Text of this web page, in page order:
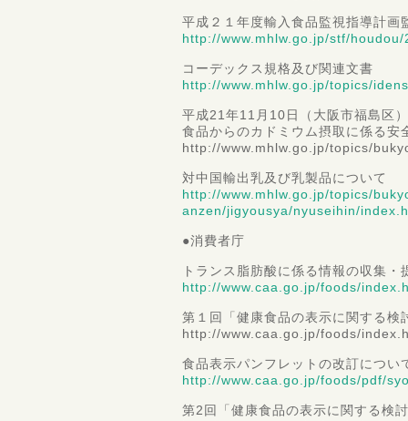
平成２１年度輸入食品監視指導計
http://www.mhlw.go.jp/stf/
コーデックス規格及び関連文書
http://www.mhlw.go.jp/topics/
平成21年11月10日（大阪市福島区
食品からのカドミウム摂取に係る
http://www.mhlw.go.jp/topics/
対中国輸出乳及び乳製品について
http://www.mhlw.go.jp/topics/
anzen/jigyousya/nyuseihin/
●消費者庁
トランス脂肪酸に係る情報の収集
http://www.caa.go.jp/foods/
第１回「健康食品の表示に関する検
http://www.caa.go.jp/foods/
食品表示パンフレットの改訂につい
http://www.caa.go.jp/foods/pdf/
第2回「健康食品の表示に関する検